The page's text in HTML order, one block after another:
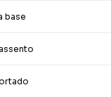
base